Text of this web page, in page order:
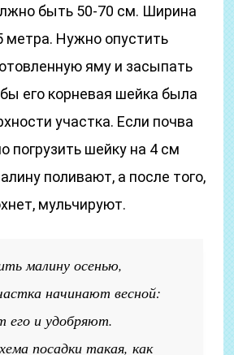
быть 50-70 см. Ширина
метра. Нужно опустить
яму и засыпать
его корневая шейка была
участка. Если почва
погрузить шейку на 4 см
поливают, а после того,
мульчируют.
малину осенью,
начинают весной:
его и удобряют.
посадки такая, как